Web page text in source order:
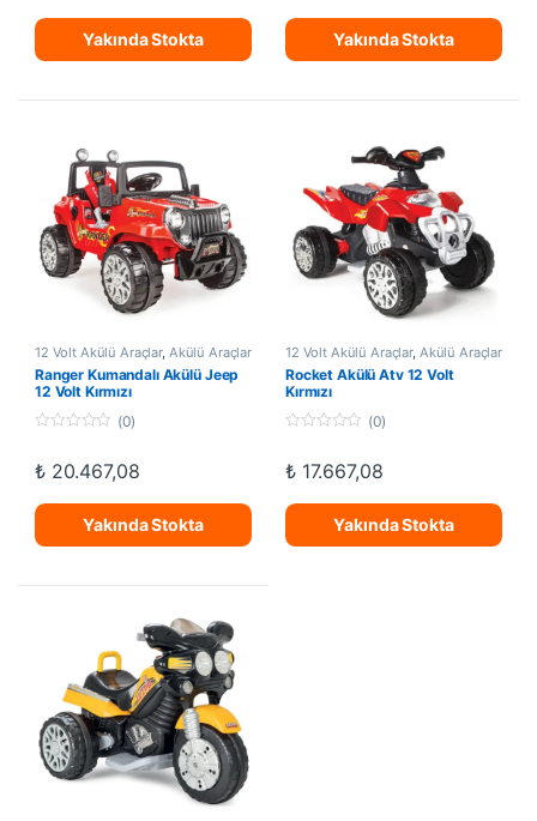
f
Yakında Stokta
f
Yakında Stokta
12 Volt Akülü Araçlar, Akülü Araçlar
Ranger Kumandalı Akülü Jeep
12 Volt Kırmızı
u
f
(0)
₺20.467,08
Yakında Stokta
12 Volt Akülü Araçlar, Akülü Araçlar
Rocket Akülü Atv 12 Volt
Kırmızı
u
f
(0)
₺17.667,08
Yakında Stokta